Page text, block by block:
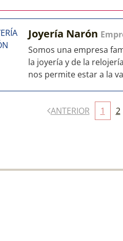
Joyería Narón
Somos una empresa
la joyería y de la
nos permite estar a la
ANTERIOR 1 2